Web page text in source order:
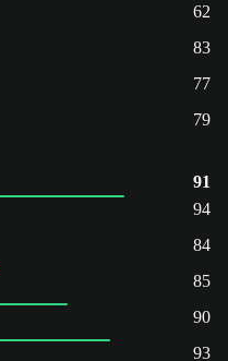
62
83
77
79
91
94
84
85
90
93